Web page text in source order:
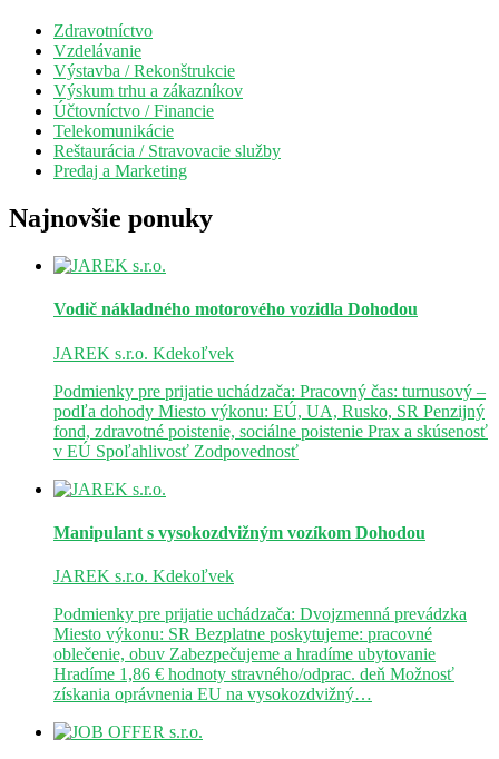
Zdravotníctvo
Vzdelávanie
Výstavba / Rekonštrukcie
Výskum trhu a zákazníkov
Účtovníctvo / Financie
Telekomunikácie
Reštaurácia / Stravovacie služby
Predaj a Marketing
Najnovšie ponuky
Vodič nákladného motorového vozidla Dohodou
JAREK s.r.o. Kdekoľvek
Podmienky pre prijatie uchádzača: Pracovný čas: turnusový –
podľa dohody Miesto výkonu: EÚ, UA, Rusko, SR Penzijný
fond, zdravotné poistenie, sociálne poistenie Prax a skúsenosť
v EÚ Spoľahlivosť Zodpovednosť
Manipulant s vysokozdvižným vozíkom Dohodou
JAREK s.r.o. Kdekoľvek
Podmienky pre prijatie uchádzača: Dvojzmenná prevádzka
Miesto výkonu: SR Bezplatne poskytujeme: pracovné
oblečenie, obuv Zabezpečujeme a hradíme ubytovanie
Hradíme 1,86 € hodnoty stravného/odprac. deň Možnosť
získania oprávnenia EU na vysokozdvižný…